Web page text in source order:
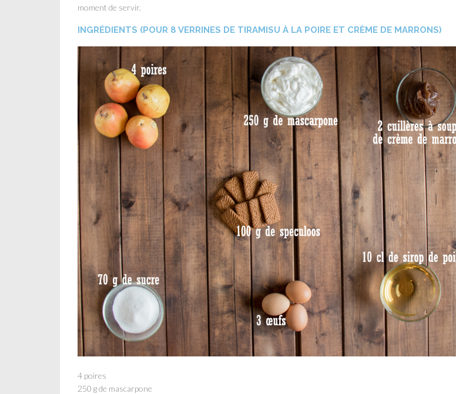
moment de servir.
INGRÉDIENTS (POUR 8 VERRINES DE TIRAMISU À LA POIRE ET CRÈME DE MARRONS)
4 poires
250 g de mascarpone